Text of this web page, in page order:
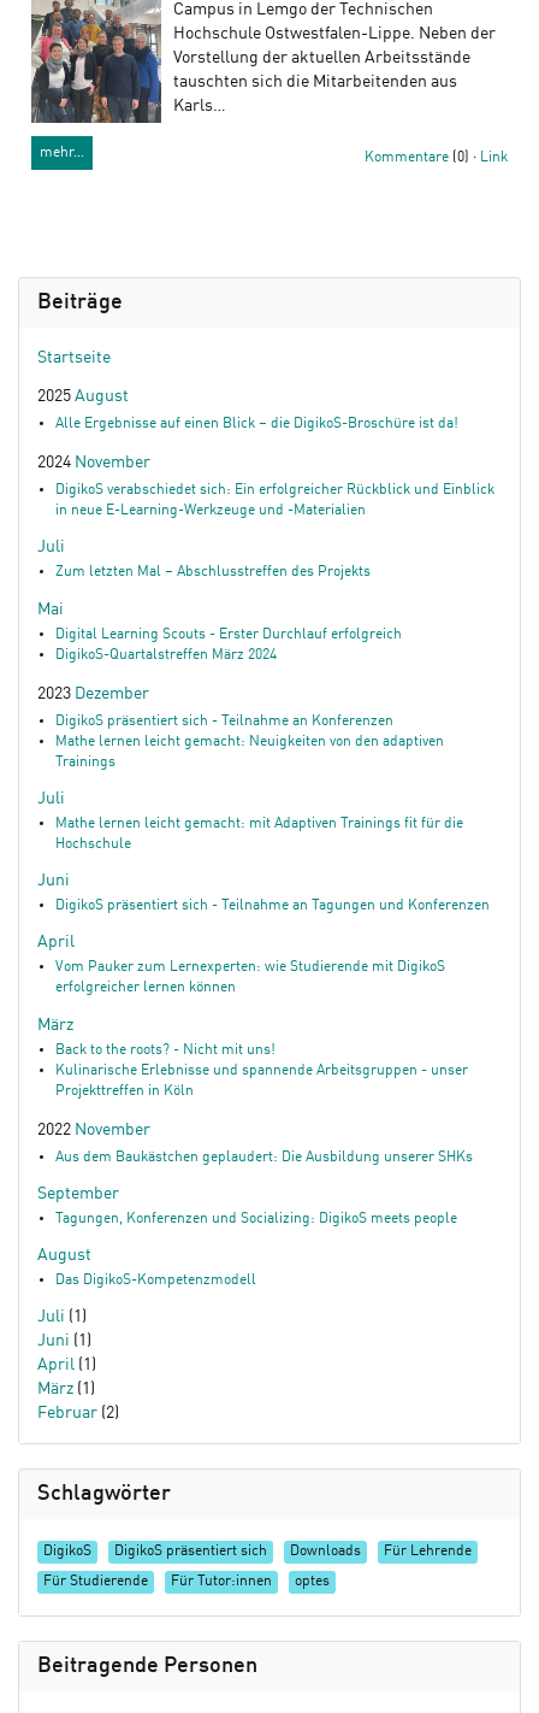
Campus in Lemgo der Technischen
Hochschule Ostwestfalen-Lippe. Neben der
Vorstellung der aktuellen Arbeitsstände
tauschten sich die Mitarbeitenden aus
Karls…
mehr… Kommentare (0) · Link
Beiträge
Startseite
2025 August
Alle Ergebnisse auf einen Blick – die DigikoS-Broschüre ist da!
2024 November
DigikoS verabschiedet sich: Ein erfolgreicher Rückblick und Einblick
in neue E-Learning-Werkzeuge und -Materialien
Juli
Zum letzten Mal – Abschlusstreffen des Projekts
Mai
Digital Learning Scouts - Erster Durchlauf erfolgreich
DigikoS-Quartalstreffen März 2024
2023 Dezember
DigikoS präsentiert sich - Teilnahme an Konferenzen
Mathe lernen leicht gemacht: Neuigkeiten von den adaptiven
Trainings
Juli
Mathe lernen leicht gemacht: mit Adaptiven Trainings fit für die
Hochschule
Juni
DigikoS präsentiert sich - Teilnahme an Tagungen und Konferenzen
April
Vom Pauker zum Lernexperten: wie Studierende mit DigikoS
erfolgreicher lernen können
März
Back to the roots? - Nicht mit uns!
Kulinarische Erlebnisse und spannende Arbeitsgruppen - unser
Projekttreffen in Köln
2022 November
Aus dem Baukästchen geplaudert: Die Ausbildung unserer SHKs
September
Tagungen, Konferenzen und Socializing: DigikoS meets people
August
Das DigikoS-Kompetenzmodell
Juli (1)
Juni (1)
April (1)
März (1)
Februar (2)
Schlagwörter
DigikoS DigikoS präsentiert sich Downloads Für Lehrende
Für Studierende Für Tutor:innen optes
Beitragende Personen